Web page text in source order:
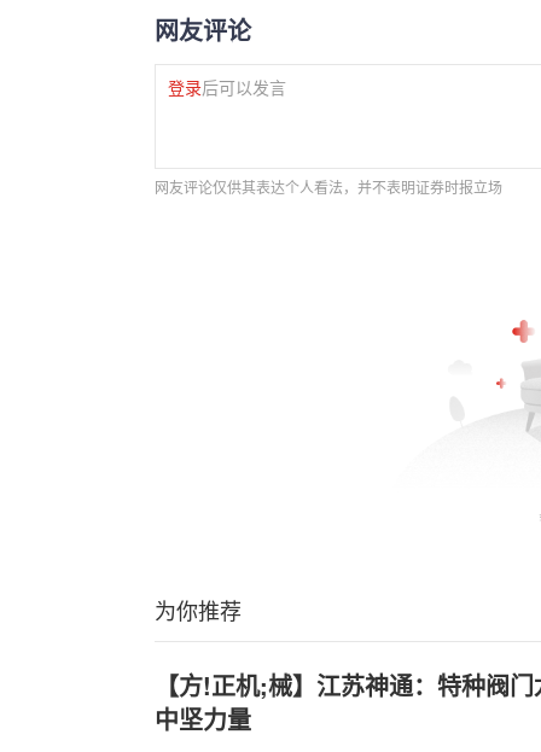
网友评论
登录后可以发言
网友评论仅供其表达个人看法，并不表明证券时报立场
为你推荐
【方!正机;械】江苏神通：特种阀
中坚力量